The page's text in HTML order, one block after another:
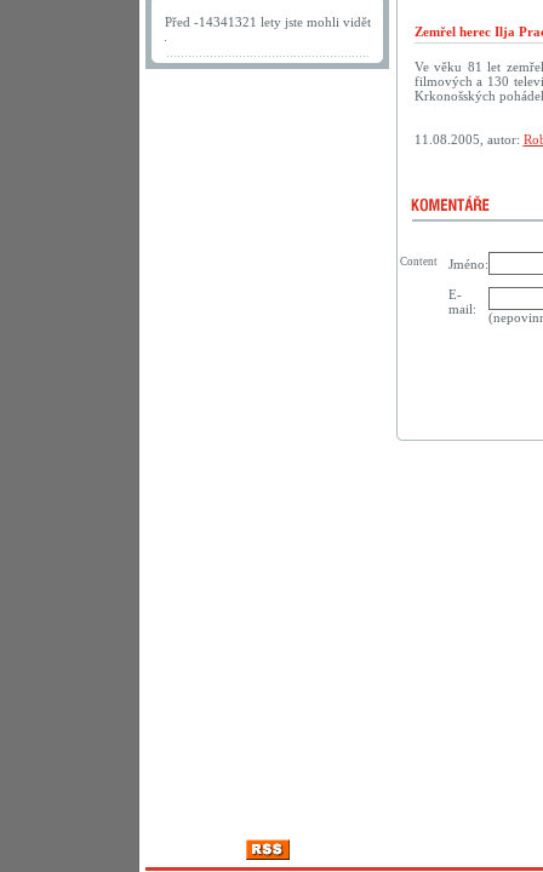
Před -14341321 lety jste mohli vidět
Zemřel herec Ilja
Ve věku 81 let
filmových a 130
Krkonošských
11.08.2005, autor:
Jméno:
E-
mail:
Content